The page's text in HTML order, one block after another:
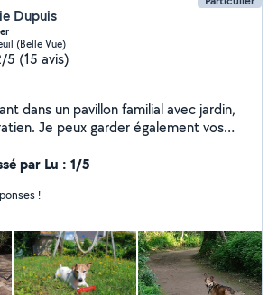
Dupuis
(Belle Vue)
5 (15 avis)
dans un pavillon familial avec jardin,
Je peux garder également vos
vous. Laissez-moi votre mail ou
je puisse vous répondre car je suis
de réponses.
par Lu : 1/5
!